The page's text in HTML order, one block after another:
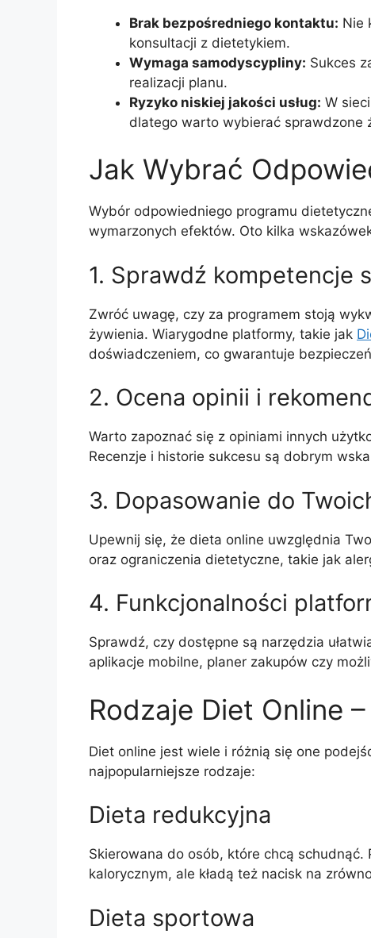
Brak bezpośredniego kontaktu: Nie
konsultacji z dietetykiem.
Wymaga samodyscypliny: Sukces
realizacji planu.
Ryzyko niskiej jakości usług: W
dlatego warto wybierać sprawdzone
Jak Wybrać
Wybór odpowiedniego programu
wymarzonych efektów. Oto kilka
1. Sprawdź kompetencje
Zwróć uwagę, czy za programem stoją
żywienia. Wiarygodne platformy, takie jak
doświadczeniem, co gwarantuje
2. Ocena opinii i
Warto zapoznać się z opiniami innych
Recenzje i historie sukcesu są dobrym
3. Dopasowanie do
Upewnij się, że dieta online uwzględnia
oraz ograniczenia dietetyczne, takie jak
4. Funkcjonalności
Sprawdź, czy dostępne są narzędzia
aplikacje mobilne, planer zakupów czy
Rodzaje Diet Online
Diet online jest wiele i różnią się one
najpopularniejsze rodzaje:
Dieta redukcyjna
Skierowana do osób, które chcą
kalorycznym, ale kładą też nacisk na
Dieta sportowa